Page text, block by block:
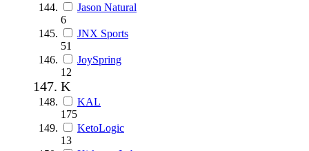
Jason Natural
6
JNX Sports
51
JoySpring
12
K
KAL
175
KetoLogic
13